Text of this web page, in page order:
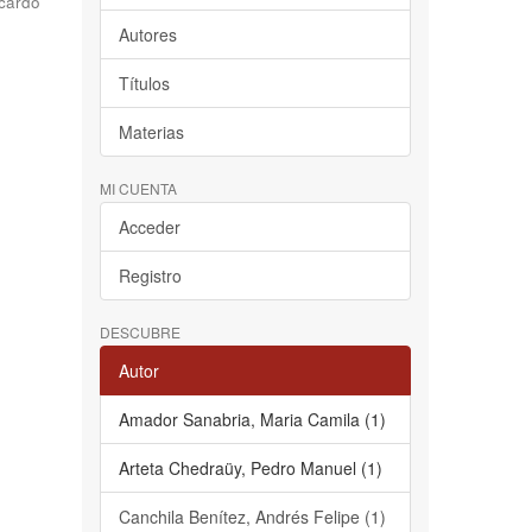
Autores
Títulos
Materias
MI CUENTA
Acceder
Registro
DESCUBRE
Autor
Amador Sanabria, Maria Camila (1)
Arteta Chedraüy, Pedro Manuel (1)
Canchila Benítez, Andrés Felipe (1)